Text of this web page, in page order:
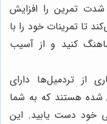
شدت تمرین را افزایش
تا تمرینات خود را با
کنید و از آسیب
از تردمیل‌ها دارای
شده هستند که به شما
خود دست یابید. این